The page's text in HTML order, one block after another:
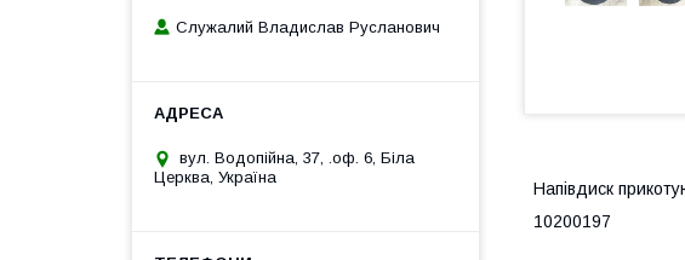
Напівдиск
10200197
Служалий Владислав Русланович
вул. Водопійна, 37, .оф. 6, Біла
Церква, Україна